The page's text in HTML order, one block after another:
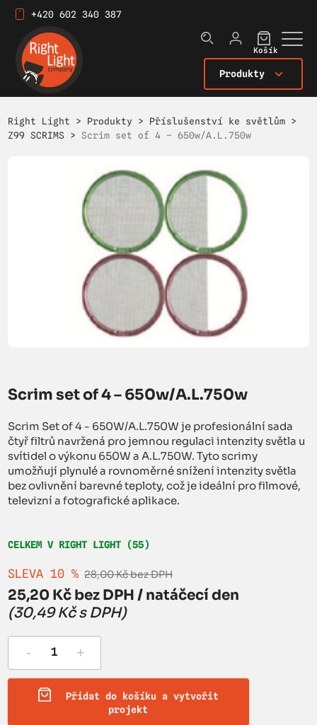
+420 602 340 387
Produkty
Košík
Right Light > Produkty > Příslušenství ke světlům >
Z99 SCRIMS >Scrim set of 4 – 650w/A.L.750w
Scrim set of 4 – 650w/A.L.750w
Scrim Set of 4 - 650W/A.L.750W je profesionální sada
čtyř filtrů navržená pro jemnou regulaci intenzity světla u
svítidel o výkonu 650W a A.L.750W. Tyto scrimy
umožňují plynulé a rovnoměrné snížení intenzity světla
bez ovlivnění barevné teploty, což je ideální pro filmové,
televizní a fotografické aplikace.
CELKEM V RIGHT LIGHT (55)
SLEVA 10 % 28,00 Kč bez DPH
25,20 Kč bez DPH / natáčecí den
(30,49 Kč s DPH)
- +
Přidat do košíku a vytvořit
projekt